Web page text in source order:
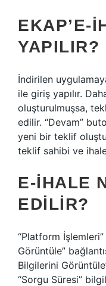
EKAP’E-
YAPILIR?
İndirilen
ile giriş yapılır.
oluşturulmuşsa,
edilir. “Devam”
yeni bir teklif
teklif sahibi ve
E-IHALE
EDILIR?
“Platform
Görüntüle”
Bilgilerini
“Sorgu Süresi”